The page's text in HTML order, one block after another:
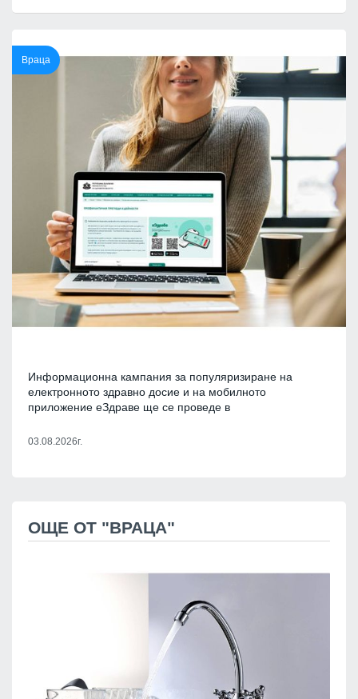
Враца
Информационна кампания за популяризиране на
електронното здравно досие и на мобилното
приложение еЗдраве ще се проведе в
03.08.2026г.
ОЩЕ ОТ "ВРАЦА"